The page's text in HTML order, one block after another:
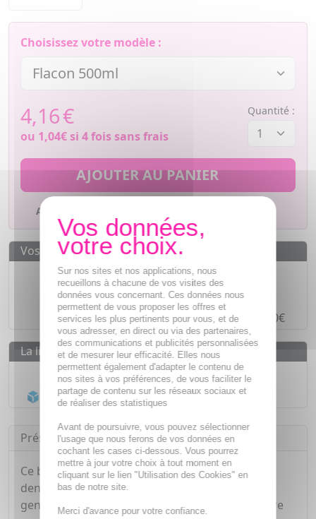
Choisissez votre modèle :
4,16€
ou 1,04€si 4 fois sans frais
Quantité :
AJOUTER AU PANIER
Ajouter à mes favoris
Vos avantages
Des prixIMBATTABLES
Paiement en ligneSÉCURISÉ
Paiement en4 fois sans fraisà partir de 30€
La livraison
Livraison gratuite dès55€
Acheminement Chronopost en 24h*
Présentation
Ce bain de bouche prévient de l'hypersensibilité
dentaire et gingivale tout en renforçant les
gencives. De plus il laisse l'haleine fraîche et offre
Sur nos sites et nos applications, nous
recueillons à chacune de vos visites des
données vous concernant. Ces données nous
permettent de vous proposer les offres et
services les plus pertinents pour vous, et de
vous adresser, en direct ou via des partenaires,
des communications et publicités personnalisées
et de mesurer leur efficacité. Elles nous
permettent également d'adapter le contenu de
nos sites à vos préférences, de vous faciliter le
partage de contenu sur les réseaux sociaux et
de réaliser des statistiques
Avant de poursuivre, vous pouvez sélectionner
l'usage que nous ferons de vos données en
cochant les cases ci-dessous. Vous pourrez
mettre à jour votre choix à tout moment en
cliquant sur le lien "Utilisation des Cookies" en
bas de notre site.
Merci d'avance pour votre confiance.